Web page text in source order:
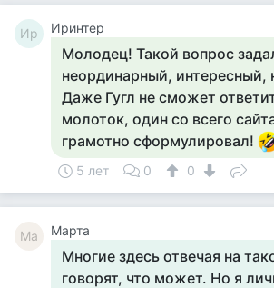
Ир Иринтер
Молодец! Такой вопрос
неординарный, интересный,
Даже Гугл не сможет
молоток, один со всего
грамотно сформулировал!
5 лет 0 0
Ма Марта
Многие здесь отвечая на
говорят, что может. Но я